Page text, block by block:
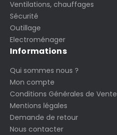
Ventilations, chauffages
Sécurité
Outillage
Electroménager
Informations
Qui sommes nous ?
Mon compte
Conditions Générales de Vente
Mentions légales
Demande de retour
Nous contacter